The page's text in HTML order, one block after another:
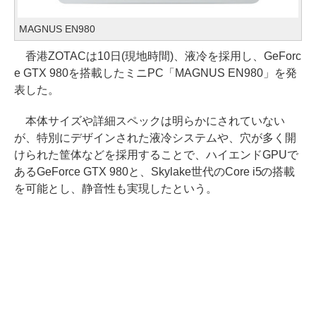
MAGNUS EN980
香港ZOTACは10日(現地時間)、液冷を採用し、GeForc
e GTX 980を搭載したミニPC「MAGNUS EN980」を発
表した。
本体サイズや詳細スペックは明らかにされていない
が、特別にデザインされた液冷システムや、穴が多く開
けられた筐体などを採用することで、ハイエンドGPUで
あるGeForce GTX 980と、Skylake世代のCore i5の搭載
を可能とし、静音性も実現したという。